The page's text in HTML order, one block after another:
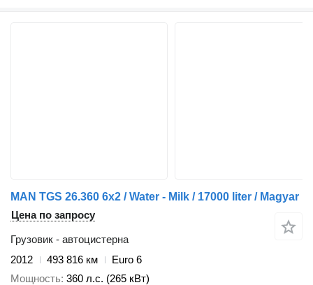
MAN TGS 26.360 6x2 / Water - Milk / 17000 liter / Magyar
Цена по запросу
Грузовик - автоцистерна
2012
493 816 км
Euro 6
Мощность 360 л.с. (265 кВт)